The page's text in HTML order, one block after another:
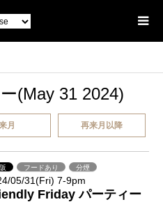
(May 31 2024)
月 再来月以降
フードあり 分煙
05/31(Fri) 7-9pm
Friday パーティー